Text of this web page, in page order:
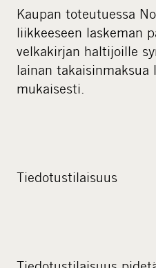
Kaupan toteutuessa
liikkeeseen laskeman
velkakirjan haltijoille
lainan takaisinmaksua
mukaisesti.
Tiedotustilaisuus